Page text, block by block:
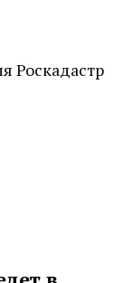
Роскадастр